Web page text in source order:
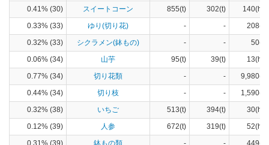
0.41% (30)
スイートコーン 855(t) 302(t)
140(ha)
0.33% (33)
ゆり(切り花) - -
208(a)
0.32% (33)
シクラメン(鉢もの) - -
50(a)
0.06% (34)
山芋 95(t) 39(t)
13(ha)
0.77% (34)
切り花類 - -
9,980(a)
0.44% (34)
切り枝 - -
1,590(a)
0.32% (38)
いちご 513(t) 394(t)
30(ha)
0.12% (39)
人参 672(t) 319(t)
52(ha)